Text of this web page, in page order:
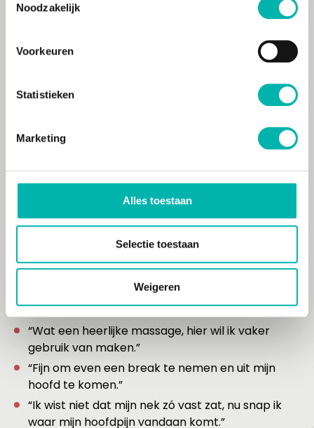
Noodzakelijk
Voorkeuren
Statistieken
Marketing
Alles toestaan
Selectie toestaan
Weigeren
schouderkoppen en polsen meegenomen.
Onze massages zijn gebaseerd op TuiNa
massagetechnieken uit de Traditionele Chinese
Geneeskunde. We integreren acupunctuurpunten
om de werking te verdiepen en pijnpunten effectief
Wat zeggen anderen over
onze massages?
zo’n groot effect heeft!”
“Mijn hoofd voelt helderder en ik voel me
energieker.”
“Wat een heerlijke massage, hier wil ik vaker
gebruik van maken.”
“Fijn om even een break te nemen en uit mijn
hoofd te komen.”
“Ik wist niet dat mijn nek zó vast zat, nu snap ik
waar mijn hoofdpijn vandaan komt.”